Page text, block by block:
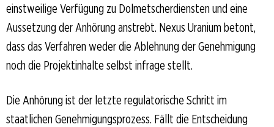
einstweilige Verfügung zu Dolmetscherdiensten und eine
Aussetzung der Anhörung anstrebt. Nexus Uranium betont,
dass das Verfahren weder die Ablehnung der Genehmigung
noch die Projektinhalte selbst infrage stellt.
Die Anhörung ist der letzte regulatorische Schritt im
staatlichen Genehmigungsprozess. Fällt die Entscheidung